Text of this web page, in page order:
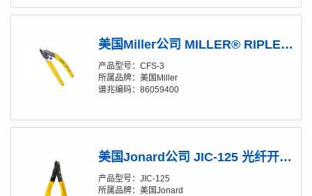
美国Miller公司 MILLER® RIPLEY® CFS-3 三口剥线钳
产品型号：CFS-3
所属品牌：美国Miller
谱兆编码：86059400
美国Jonard公司 JIC-125 光纤开剥钳
产品型号：JIC-125
所属品牌：美国Jonard